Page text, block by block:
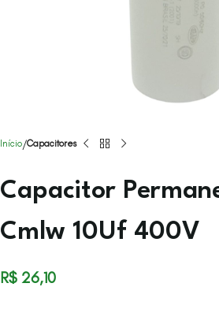
Início Capacitores
Capacitor
Cmlw 10Uf 400V
R$ 26,10